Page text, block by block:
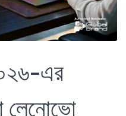
এর
লেনোভো